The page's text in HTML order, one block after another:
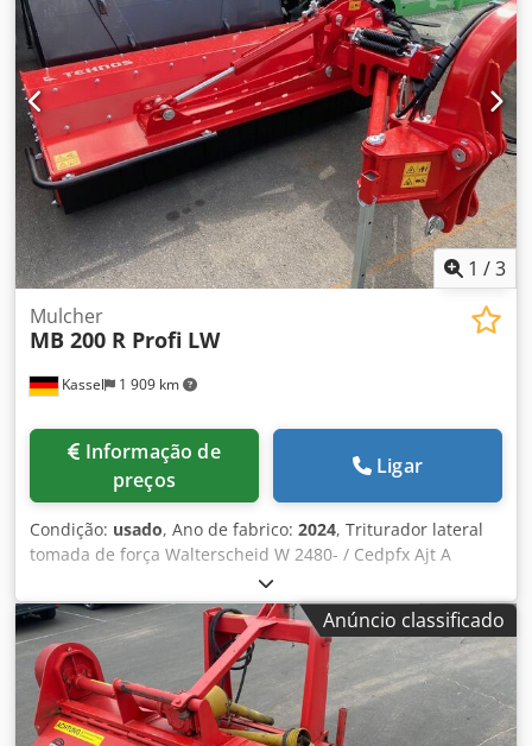
1 /3
Kassel 1 909 km
Mulcher
MB 200 R Profi LW
preços
Ligar
Condição: usado, Ano de fabrico: 2024, Triturador lateral
tomada de força Walterscheid W 2480- / Cedpfx Ajt A
Anúncio classificado